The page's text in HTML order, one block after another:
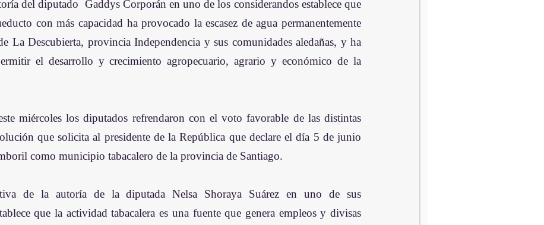
del diputado  Gaddys Corporán en uno de los considerandos establece que
con más capacidad ha provocado la escasez de agua permanentemente
La Descubierta, provincia Independencia y sus comunidades aledañas, y ha
el desarrollo y crecimiento agropecuario, agrario y económico de la
miércoles los diputados refrendaron con el voto favorable de las distintas
que solicita al presidente de la República que declare el día 5 de junio
como municipio tabacalero de la provincia de Santiago.
de la autoría de la diputada Nelsa Shoraya Suárez en uno de sus
que la actividad tabacalera es una fuente que genera empleos y divisas